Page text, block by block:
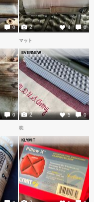
0 4 0
2
0
マット
EVERNEW
5 0
2
枕
KLYMIT